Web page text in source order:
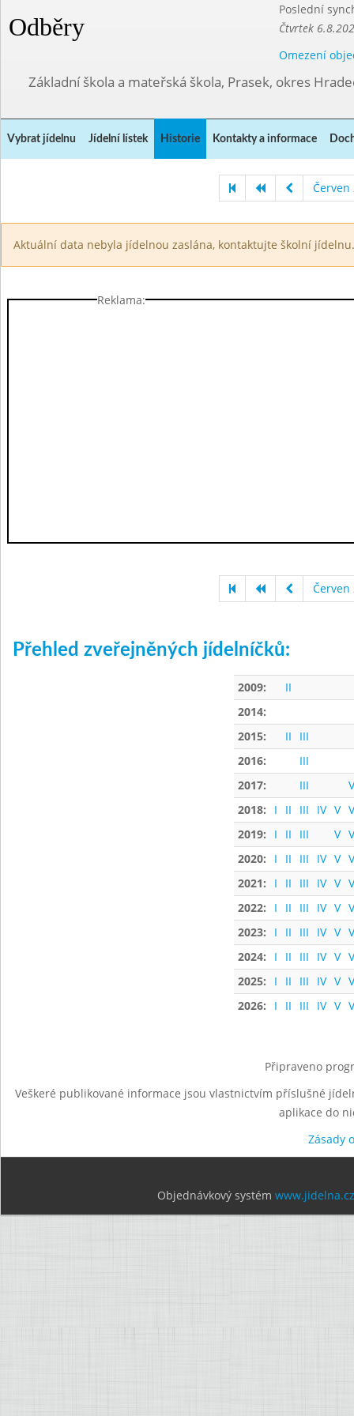
Odběry
Poslední
Čtvrtek
Omezení
Základní škola a mateřská škola, Prasek, okres
Vybrat jídelnu Jídelní lístek Historie Kontakty a informace
Červen
Aktuální data nebyla jídelnou zaslána, kontaktujte školní jídelnu.
Reklama:
Červen
Přehled zveřejněných jídelníčků:
2009:
II
2014:
2015:
II
III
2016:
III
2017:
III
2018:
I II III IV V
2019:
I II III V
2020:
I II III IV V
2021:
I II III IV V
2022:
I II III IV V
2023:
I II III IV V
2024:
I II III IV V
2025:
I II III IV V
2026:
I II III IV V
Připraveno
Veškeré publikované informace jsou vlastnictvím příslušné
aplikace do
Zásady
Objednávkový systém www.jidelna.cz